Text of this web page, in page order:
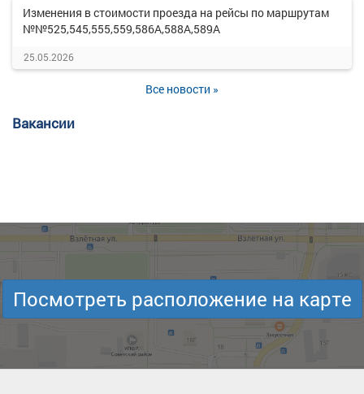
Изменения в стоимости проезда на рейсы по маршрутам
№№525,545,555,559,586А,588А,589А
25.05.2026
Все новости »
Вакансии
Посмотреть расположение на карте